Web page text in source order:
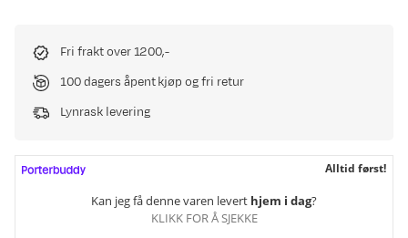
Fri frakt over 1200,-
100 dagers åpent kjøp og fri retur
Lynrask levering
Alltid først!
Kan jeg få denne varen levert hjem i dag?
KLIKK FOR Å SJEKKE